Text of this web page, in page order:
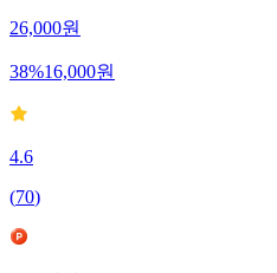
26,000원
38%16,000원
4.6
(70)